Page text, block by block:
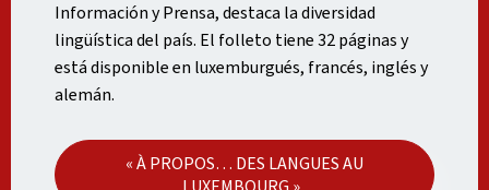
Información y Prensa, destaca la diversidad
lingüística del país. El folleto tiene 32 páginas y
está disponible en luxemburgués, francés, inglés y
alemán.
« À PROPOS… DES LANGUES AU